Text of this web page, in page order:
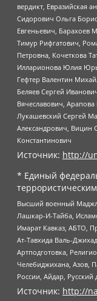
вердикт, Евразийская
Сидорович Ольга
Евгеньевич, Барахоев
Тимур Рифгатович,
Петровна, Кочеткова
Илларионова Юлия
Гефтер Валентин
Беляев Сергей
Вячеславович,
Лукашевский Сергей
Александрович, Вицин
Константинович
Источник: http://
* Единый
Высший военный
Лашкар-И-Тайба,
Имарат Кавказ, АБТО,
Ат-Тавхида Валь-
Артподготовка,
Челебиджихана, Азов,
России, Айдар,
Источник: http://